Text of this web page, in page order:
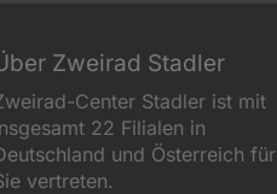
Zweirad Stadler
Center Stadler ist mit
22 Filialen in
und Österreich für
vertreten.